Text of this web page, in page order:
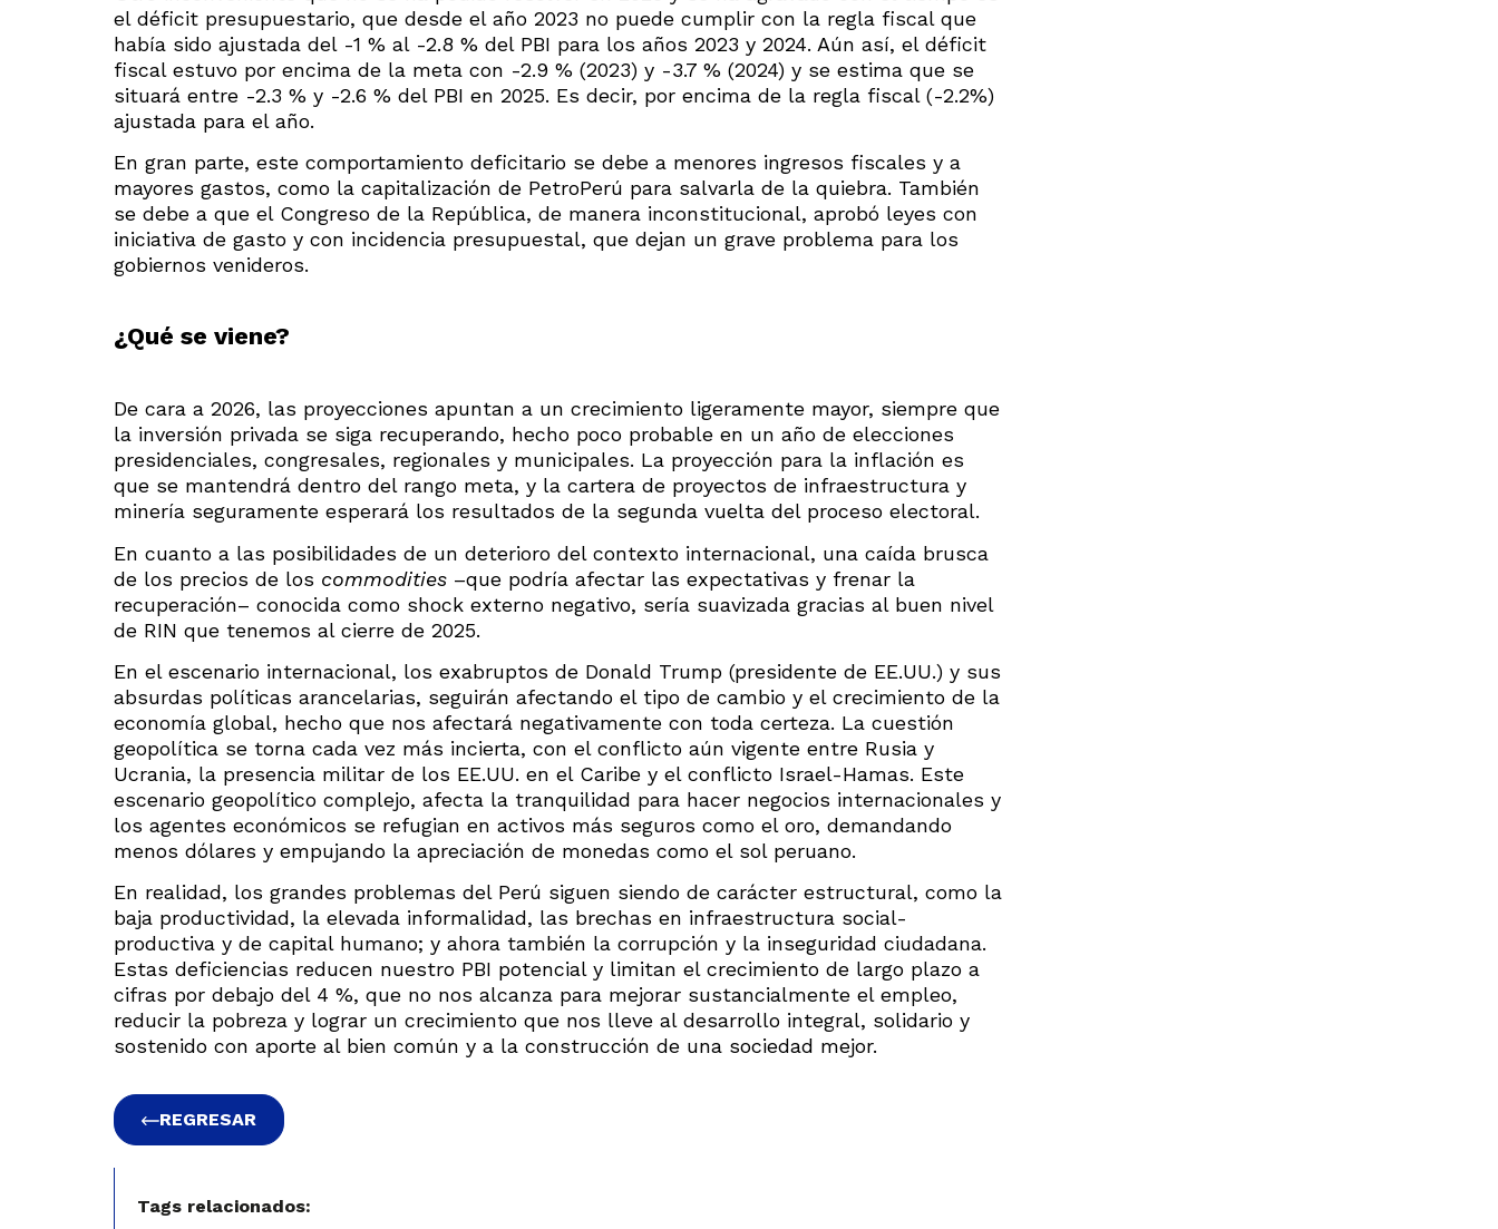
el déficit presupuestario, que desde el año 2023 no puede cumplir con la regla fiscal que
había sido ajustada del -1 % al -2.8 % del PBI para los años 2023 y 2024. Aún así, el déficit
fiscal estuvo por encima de la meta con -2.9 % (2023) y -3.7 % (2024) y se estima que se
situará entre -2.3 % y -2.6 % del PBI en 2025. Es decir, por encima de la regla fiscal (-2.2%)
ajustada para el año.
En gran parte, este comportamiento deficitario se debe a menores ingresos fiscales y a
mayores gastos, como la capitalización de PetroPerú para salvarla de la quiebra. También
se debe a que el Congreso de la República, de manera inconstitucional, aprobó leyes con
iniciativa de gasto y con incidencia presupuestal, que dejan un grave problema para los
gobiernos venideros.
¿Qué se viene?
De cara a 2026, las proyecciones apuntan a un crecimiento ligeramente mayor, siempre que
la inversión privada se siga recuperando, hecho poco probable en un año de elecciones
presidenciales, congresales, regionales y municipales. La proyección para la inflación es
que se mantendrá dentro del rango meta, y la cartera de proyectos de infraestructura y
minería seguramente esperará los resultados de la segunda vuelta del proceso electoral.
En cuanto a las posibilidades de un deterioro del contexto internacional, una caída brusca
de los precios de los commodities –que podría afectar las expectativas y frenar la
recuperación– conocida como shock externo negativo, sería suavizada gracias al buen nivel
de RIN que tenemos al cierre de 2025.
En el escenario internacional, los exabruptos de Donald Trump (presidente de EE.UU.) y sus
absurdas políticas arancelarias, seguirán afectando el tipo de cambio y el crecimiento de la
economía global, hecho que nos afectará negativamente con toda certeza. La cuestión
geopolítica se torna cada vez más incierta, con el conflicto aún vigente entre Rusia y
Ucrania, la presencia militar de los EE.UU. en el Caribe y el conflicto Israel-Hamas. Este
escenario geopolítico complejo, afecta la tranquilidad para hacer negocios internacionales y
los agentes económicos se refugian en activos más seguros como el oro, demandando
menos dólares y empujando la apreciación de monedas como el sol peruano.
En realidad, los grandes problemas del Perú siguen siendo de carácter estructural, como la
baja productividad, la elevada informalidad, las brechas en infraestructura social-
productiva y de capital humano; y ahora también la corrupción y la inseguridad ciudadana.
Estas deficiencias reducen nuestro PBI potencial y limitan el crecimiento de largo plazo a
cifras por debajo del 4 %, que no nos alcanza para mejorar sustancialmente el empleo,
reducir la pobreza y lograr un crecimiento que nos lleve al desarrollo integral, solidario y
sostenido con aporte al bien común y a la construcción de una sociedad mejor.
REGRESAR
Tags relacionados: